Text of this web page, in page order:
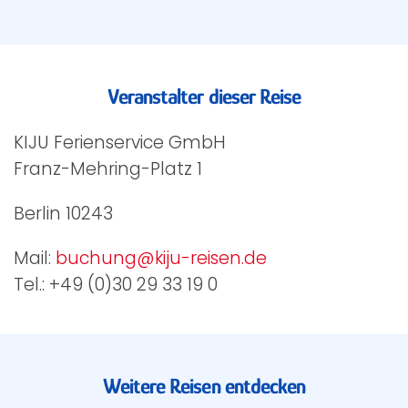
Veranstalter dieser Reise
KIJU Ferienservice GmbH
Franz-Mehring-Platz 1
Berlin 10243
Mail: buchung@kiju-reisen.de
Tel.: +49 (0)30 29 33 19 0
Weitere Reisen entdecken